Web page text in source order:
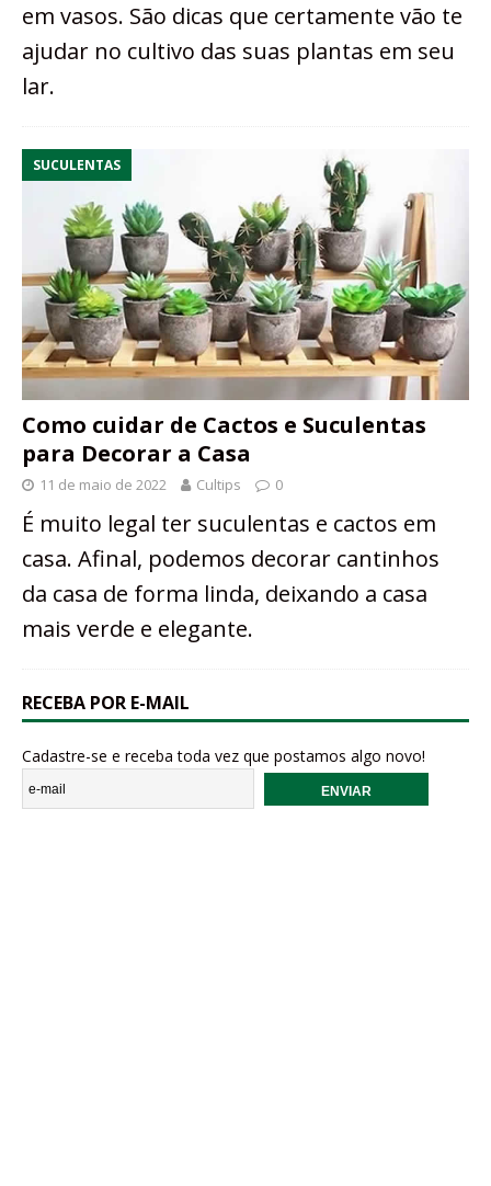
em vasos. São dicas que certamente vão te
ajudar no cultivo das suas plantas em seu
lar.
SUCULENTAS
Como cuidar de Cactos e Suculentas
para Decorar a Casa
11 de maio de 2022 Cultips 0
É muito legal ter suculentas e cactos em
casa. Afinal, podemos decorar cantinhos
da casa de forma linda, deixando a casa
mais verde e elegante.
RECEBA POR E-MAIL
Cadastre-se e receba toda vez que postamos algo novo!